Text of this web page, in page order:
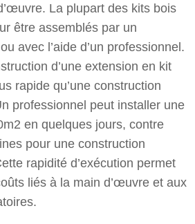
La plupart des kits bois
être assemblés par un
avec l’aide d’un professionnel.
d’une extension en kit
rapide qu’une construction
professionnel peut installer une
en quelques jours, contre
pour une construction
rapidité d’exécution permet
liés à la main d’œuvre et aux